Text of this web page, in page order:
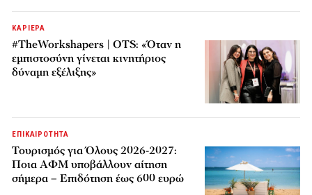
ΚΑΡΙΕΡΑ
#TheWorkshapers | OTS: «Όταν η
εμπιστοσύνη γίνεται κινητήριος
δύναμη εξέλιξης»
ΕΠΙΚΑΙΡΟΤΗΤΑ
Τουρισμός για Όλους 2026-2027:
Ποια ΑΦΜ υποβάλλουν αίτηση
σήμερα – Επιδότηση έως 600 ευρώ